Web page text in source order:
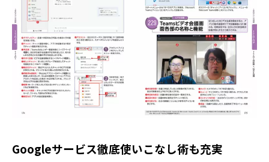
Googleサービス徹底使いこなし術も充実